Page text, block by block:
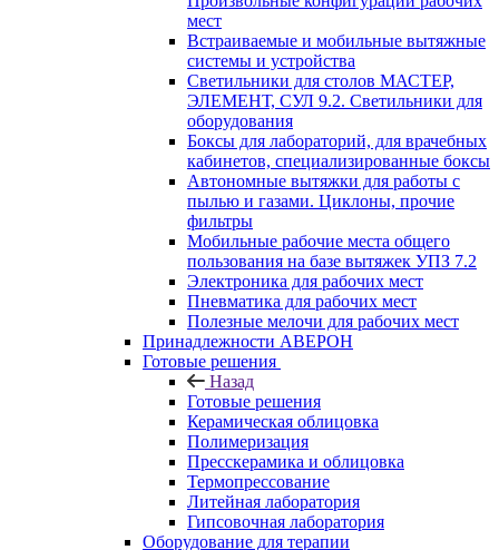
мест
Встраиваемые и мобильные вытяжные
системы и устройства
Светильники для столов МАСТЕР,
ЭЛЕМЕНТ, СУЛ 9.2. Светильники для
оборудования
Боксы для лабораторий, для врачебных
кабинетов, специализированные боксы
Автономные вытяжки для работы с
пылью и газами. Циклоны, прочие
фильтры
Мобильные рабочие места общего
пользования на базе вытяжек УПЗ 7.2
Электроника для рабочих мест
Пневматика для рабочих мест
Полезные мелочи для рабочих мест
Принадлежности АВЕРОН
Готовые решения
Назад
Готовые решения
Керамическая облицовка
Полимеризация
Пресскерамика и облицовка
Термопрессование
Литейная лаборатория
Гипсовочная лаборатория
Оборудование для терапии